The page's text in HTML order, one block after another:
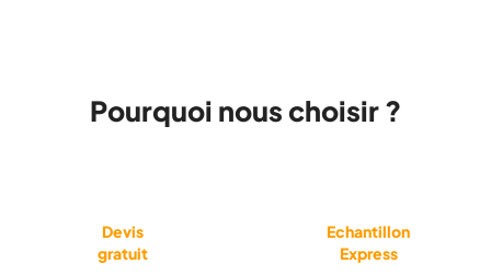
Pourquoi nous choisir ?
Devis
gratuit
Echantillon
Express